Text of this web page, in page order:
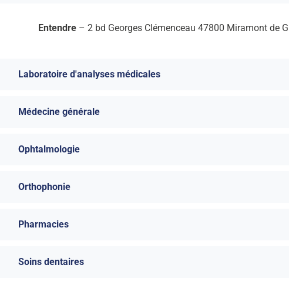
Entendre – 2 bd Georges Clémenceau 47800 Miramont de
Laboratoire d'analyses médicales
Médecine générale
Ophtalmologie
Orthophonie
Pharmacies
Soins dentaires